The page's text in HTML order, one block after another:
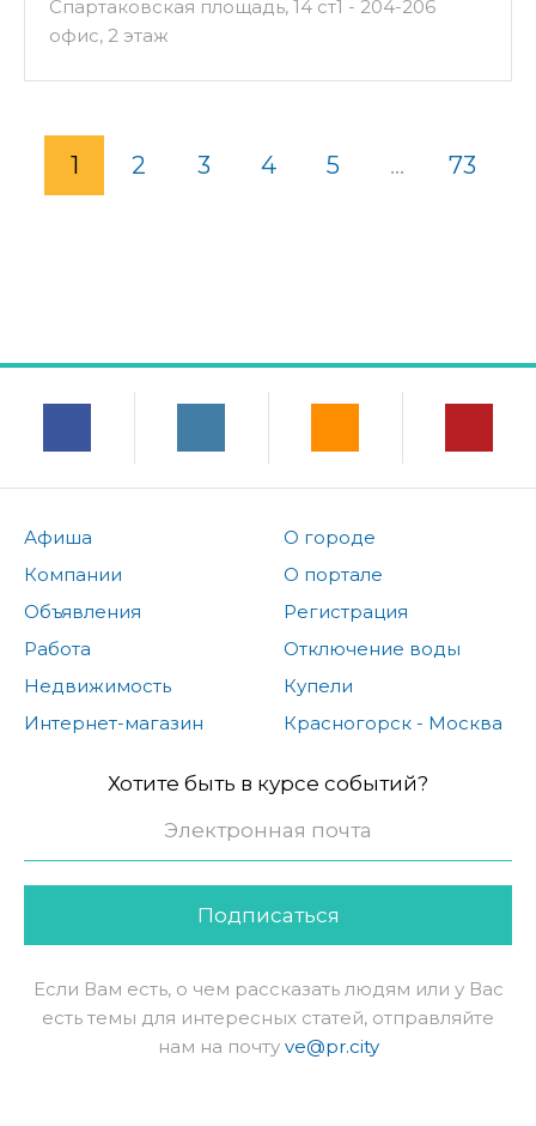
Спартаковская площадь, 14 ст1 - 204-206
офис, 2 этаж
1 2 3 4 5 ... 73
Афиша
Компании
Объявления
Работа
Недвижимость
Интернет-магазин
О городе
О портале
Регистрация
Отключение воды
Купели
Красногорск - Москва
Хотите быть в курсе событий?
Подписаться
Если Вам есть, о чем рассказать людям или у Вас
есть темы для интересных статей, отправляйте
нам на почту ve@pr.city